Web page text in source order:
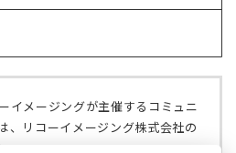
イメージングが主催するコミュニ
、リコーイメージング株式会社の
。